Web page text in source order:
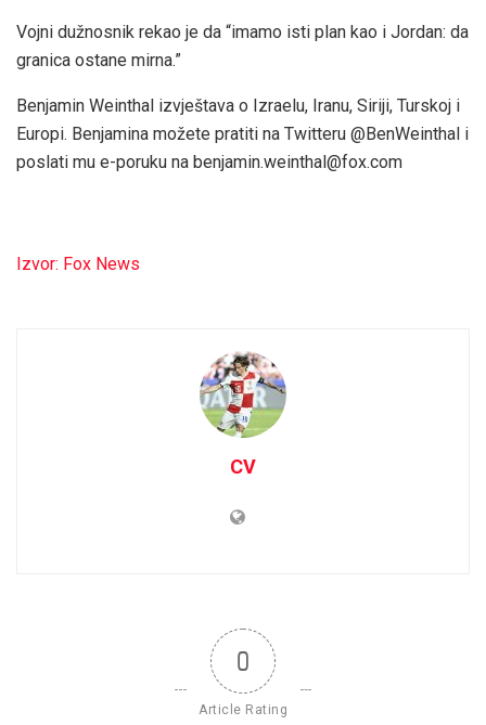
Vojni dužnosnik rekao je da “imamo isti plan kao i Jordan: da
granica ostane mirna.”
Benjamin Weinthal izvještava o Izraelu, Iranu, Siriji, Turskoj i
Europi. Benjamina možete pratiti na Twitteru @BenWeinthal i
poslati mu e-poruku na benjamin.weinthal@fox.com
Izvor: Fox News
CV
0
Article Rating